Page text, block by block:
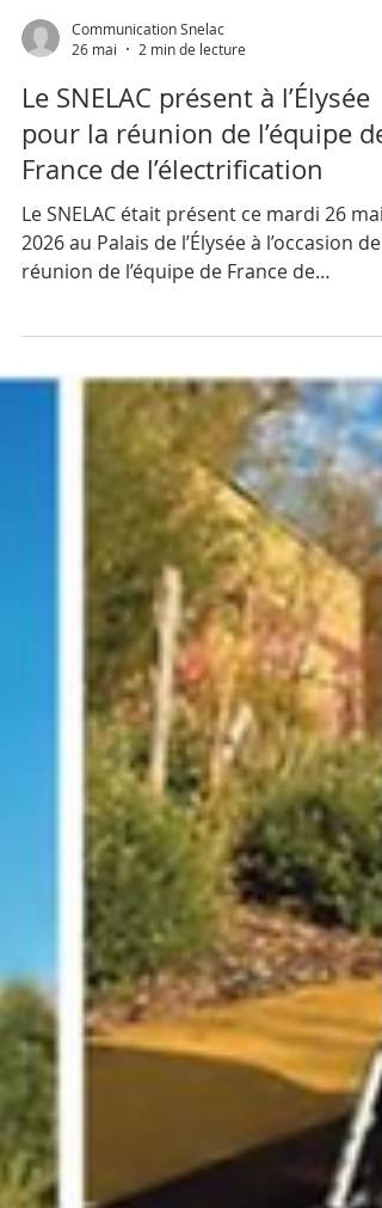
Communication Snelac
26 mai
2 min de lecture
Le SNELAC présent à l’Élysée
France de l’électrification
Le SNELAC était présent ce mardi 26 mai
réunion de l’équipe de France de
la République, Emmanuel Macron.